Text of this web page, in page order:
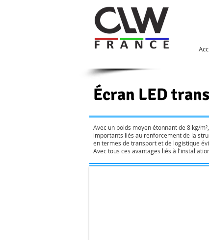
Écran LED
Avec un poids moyen étonnant de 8 kg/
importants liés au renforcement de la
en termes de transport et de logistique
Avec tous ces avantages liés à